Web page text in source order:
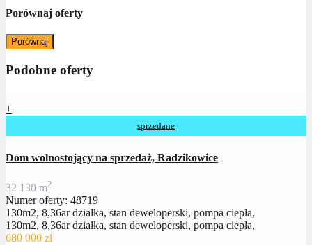
Porównaj oferty
Porównaj
Podobne oferty
+
sprzedane
Dom wolnostojący na sprzedaż, Radzikowice
32 130 m2
Numer oferty: 48719
130m2, 8,36ar działka, stan deweloperski, pompa ciepła,
130m2, 8,36ar działka, stan deweloperski, pompa ciepła,
680 000 zł